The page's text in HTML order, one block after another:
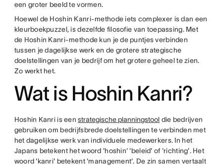
een groter beeld te vormen.
Hoewel de Hoshin Kanri-methode iets complexer is dan een
kleurboekpuzzel, is dezelfde filosofie van toepassing. Met
de Hoshin Kanri-methode kun je de puntjes verbinden
tussen je dagelijkse werk en de grotere strategische
doelstellingen van je bedrijf om het grotere geheel te zien.
Zo werkt het.
Wat is Hoshin Kanri?
Hoshin Kanri is eenstrategische planningstool die bedrijven
gebruiken om bedrijfsbrede doelstellingen te verbinden met
het dagelijkse werk van individuele medewerkers. In het
Japans betekent het woord 'hoshin' 'beleid' of 'richting'. Het
woord 'kanri' betekent 'management'. De zin samen vertaalt